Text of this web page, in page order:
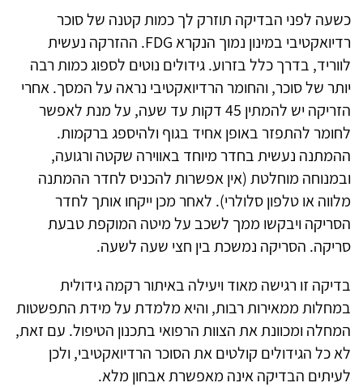
כשעה לפני הבדיקה תוזרק לך כמות קטנה של סוכר
רדיואקטיבי במינון נמוך הנקרא FDG. ההזרקה נעשית
לווריד, בדרך כלל בזרוע. גידולים נוטים לספוג כמות רבה
יותר של סוכר, והחומר הרדיואקטיבי נראה על המסך. אחרי
הזריקה יש להמתין 45 דקות עד שעה, על מנת לאפשר
לחומר להתפזר באופן אחיד בגוף ולהיספג ברקמות.
ההמתנה נעשית בחדר מיוחד באווירה שקטה ורגועה,
ובמנוחה מוחלטת (אין אפשרות להכניס לחדר ההמתנה
מלווה או טלפון סלולרי). לאחר מכן ייקחו אותך לחדר
הסריקה ויבקשו ממך לשכב על מיטה המוקפת טבעת
סריקה. הסריקה נמשכת בין חצי שעה לשעה.
בדיקה זו רגישה מאוד ויעילה באיתור רקמה גידולית
במחלות ממאירות רבות, והיא מלמדת על מידת התפשטות
המחלה ומכוונת את הצוות הרפואי בתכנון הטיפול. עם זאת,
לא כל הגידולים קולטים את הסוכר הרדיואקטיבי, ולכן
לעיתים הבדיקה אינה מאפשרת אבחון מלא.